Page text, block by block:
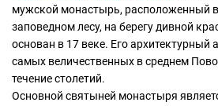
мужской монастырь, расположенный
заповедном лесу, на берегу дивной
основан в 17 веке. Его архитектурный
самых величественных в среднем
течение столетий.
Основной святыней монастыря